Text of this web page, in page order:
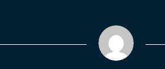
pp m